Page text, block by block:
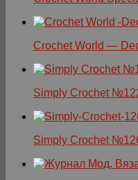
Crochet World —
Simply Crochet
Simply Crochet